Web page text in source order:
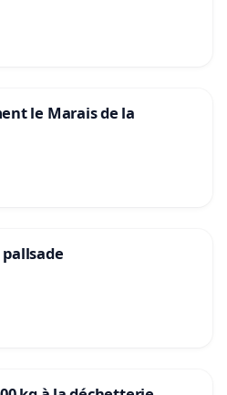
le Marais de la